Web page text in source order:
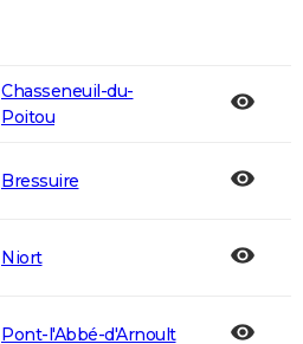
Chasseneuil-du-
Poitou
Bressuire
Niort
Pont-l'Abbé-d'Arnoult